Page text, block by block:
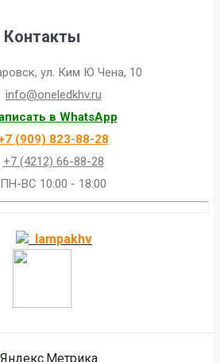
Контакты
ул. Ким Ю Чена, 10
info@oneledkhv.ru
в WhatsApp
(909) 823-88-28
+7 (4212) 66-88-28
ПН-ВС 10:00 - 18:00
lampakhv